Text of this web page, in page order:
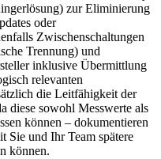
zur Eliminierung
oder
Zwischenschaltungen⁤
Trennung) und
inklusive Übermittlung⁤
relevanten
die Leitfähigkeit ‍der
⁣diese sowohl‌ Messwerte ⁢als
können – dokumentieren
Sie ​und⁤ Ihr Team spätere
können.